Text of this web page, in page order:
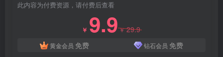
此内容为付费资源，请付费后查看
￥ 9.9￥29.9
黄金会员 免费 钻石会员 免费